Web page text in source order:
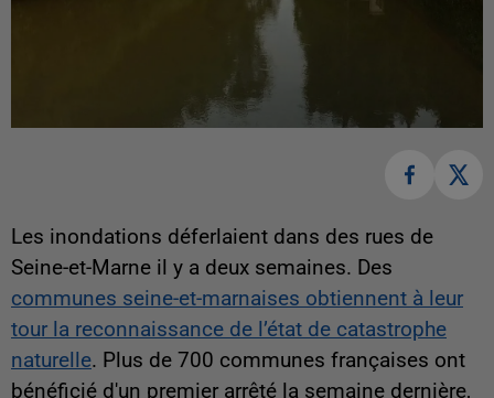
Les inondations déferlaient dans des rues de
Seine-et-Marne il y a deux semaines. Des
communes seine-et-marnaises obtiennent à leur
tour la reconnaissance de l’état de catastrophe
naturelle. Plus de 700 communes françaises ont
bénéficié d'un premier arrêté la semaine dernière,